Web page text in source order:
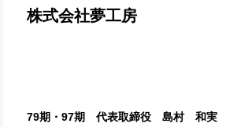
株式会社夢工房
79期・97期 代表取締役 島村 和実